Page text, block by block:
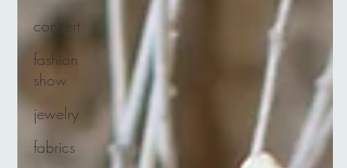
concert
fashion
show
jewelry
fabrics